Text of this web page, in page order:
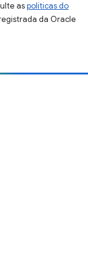
aspolíticas do
da Oracle